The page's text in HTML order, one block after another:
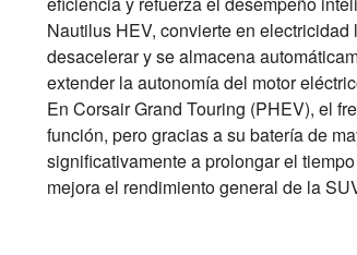
Nautilus HEV, convierte en
desacelerar y se almacena
extender la autonomía del motor
En Corsair Grand Touring (PHEV), el
función, pero gracias a su batería de
significativamente a prolongar el
mejora el rendimiento general de la